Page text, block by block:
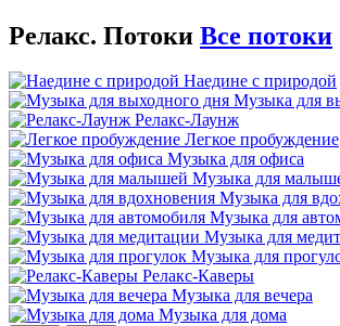
Релакс. Потоки Все потоки
Наедине с природой
Музыка для
Релакс-Лаунж
Легкое пробуждение
Музыка для офиса
Музыка для
Музыка для
Музыка для
Музыка для
Музыка для
Релакс-Каверы
Музыка для вечера
Музыка для дома